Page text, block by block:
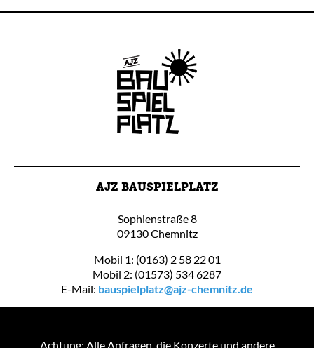
AJZ BAUSPIELPLATZ
Sophienstraße 8
09130 Chemnitz
Mobil 1: (0163) 2 58 22 01
Mobil 2: (01573) 534 6287
E-Mail: bauspielplatz@ajz-chemnitz.de
Achtung: Alle Anfragen, die Konzerte und andere